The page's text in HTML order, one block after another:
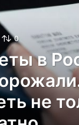
0
в
не